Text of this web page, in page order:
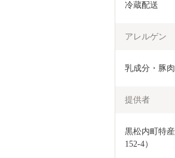
冷蔵配送
アレルゲン
乳成分・豚
提供者
黒松内町特
152-4）